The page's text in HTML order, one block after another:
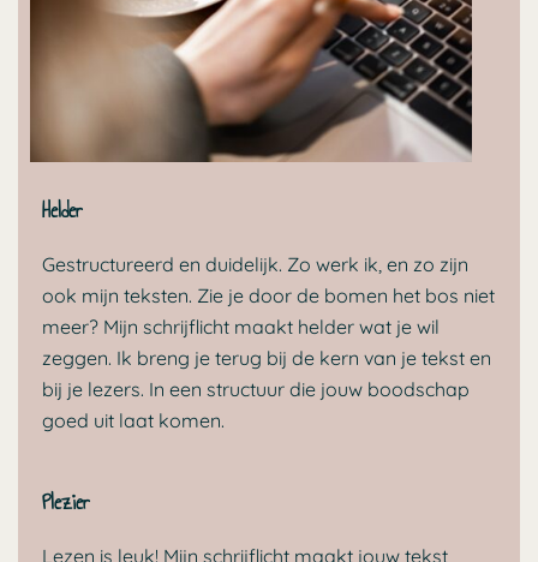
Helder
Gestructureerd en duidelijk. Zo werk ik, en zo zijn
ook mijn teksten. Zie je door de bomen het bos niet
meer? Mijn schrijflicht maakt helder wat je wil
zeggen. Ik breng je terug bij de kern van je tekst en
bij je lezers. In een structuur die jouw boodschap
goed uit laat komen.
Plezier
Lezen is leuk! Mijn schrijflicht maakt jouw tekst